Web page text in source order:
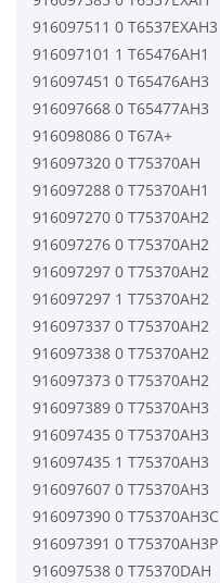
916097511 0 T6537EXAH3
916097101 1 T65476AH1
916097451 0 T65476AH3
916097668 0 T65477AH3
916098086 0 T67A+
916097320 0 T75370AH
916097288 0 T75370AH1
916097270 0 T75370AH2
916097276 0 T75370AH2
916097297 0 T75370AH2
916097297 1 T75370AH2
916097337 0 T75370AH2
916097338 0 T75370AH2
916097373 0 T75370AH2
916097389 0 T75370AH3
916097435 0 T75370AH3
916097435 1 T75370AH3
916097607 0 T75370AH3
916097390 0 T75370AH3C
916097391 0 T75370AH3P
916097538 0 T75370DAH